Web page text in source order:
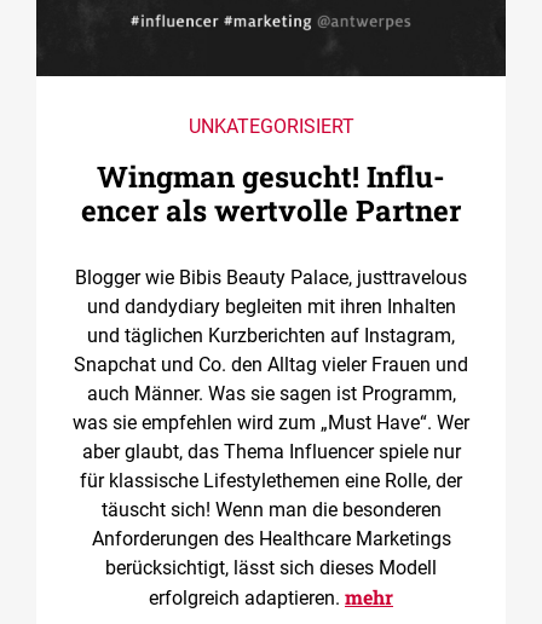
UNKATEGORISIERT
Wingman gesucht! ­Influ­
encer als wertvolle Partner
Blogger wie Bibis Beauty Palace, justtravelous
und dandydiary begleiten mit ihren Inhalten
und täglichen Kurzberichten auf Instagram,
Snapchat und Co. den Alltag vieler Frauen und
auch Männer. Was sie sagen ist Programm,
was sie empfehlen wird zum „Must Have“. Wer
aber glaubt, das Thema Influencer spiele nur
für klassische Lifestylethemen eine Rolle, der
täuscht sich! Wenn man die besonderen
Anforderungen des Healthcare Marketings
berücksichtigt, lässt sich dieses Modell
erfolgreich adaptieren. mehr